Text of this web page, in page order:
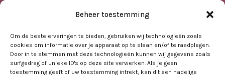
Beheer toestemming
Om de beste ervaringen te bieden, gebruiken wij technologieën zoals
cookies om informatie over je apparaat op te slaan en/of te raadplegen.
Door in te stemmen met deze technologieën kunnen wij gegevens zoals
surfgedrag of unieke ID's op deze site verwerken. Als je geen
toestemming geeft of uw toestemming intrekt, kan dit een nadelige
Home
Nieuws
Agenda